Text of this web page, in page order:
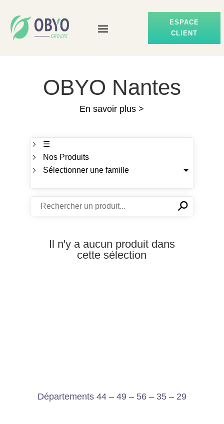
ESPACE
CLIENT
OBYO Nantes
En savoir plus >
☰
Nos Produits
Sélectionner une famille
✕⚲
Il n'y a aucun produit dans
cette sélection
Départements 44 – 49 – 56 – 35 – 29